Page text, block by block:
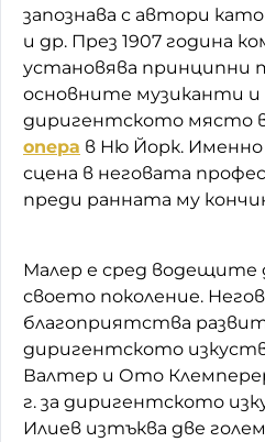
запознава с автори
и др. През 1907 година
установява принципни
основните музиканти и
диригентското място
опера в Ню Йорк.
сцена в неговата
преди ранната му
Малер е сред
своето поколение.
благоприятства
диригентското
Валтер и Ото
г. за диригентското
Илиев изтъква две